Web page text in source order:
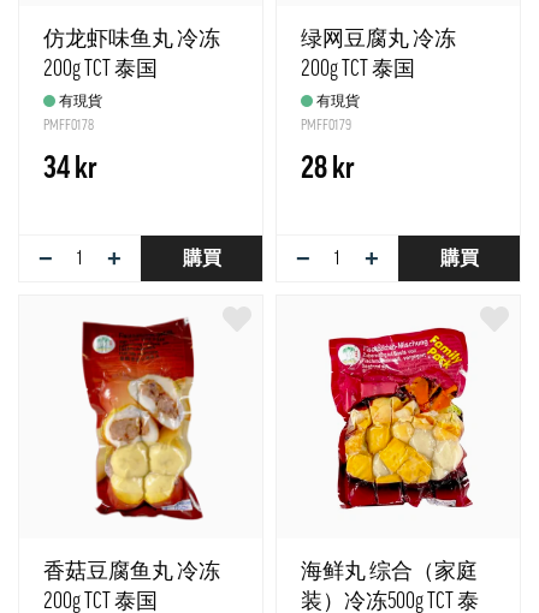
仿龙虾味鱼丸 冷冻
200g TCT 泰国
有現貨
PMFF0178
34 kr
− + 購買
绿网豆腐丸 冷冻
200g TCT 泰国
有現貨
PMFF0179
28 kr
− + 購買
香菇豆腐鱼丸 冷冻
200g TCT 泰国
海鲜丸 综合（家庭
装）冷冻500g TCT 泰